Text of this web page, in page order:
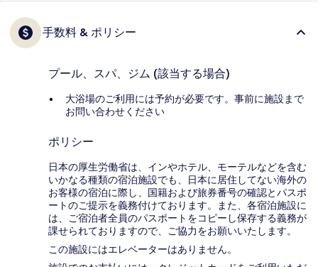
手数料 & ポリシー
プール、スパ、ジム (該当する場合)
大浴場のご利用には予約が必要です。事前に施設まで
お問い合わせください
ポリシー
日本の厚生労働省は、インやホテル、モーテルなどを含む
いかなる種類の宿泊施設でも、日本に​居住してない海外の
お客様の宿泊に際し、国籍および旅券番号の確認とパスポ
ートのご提示を義務付け​ております。また、各宿泊施設に
は、ご宿泊者全員のパスポートをコピーし保存する義務が
課せられておりますの​で、ご協力をお願いいたします。
この施設にはエレベーターはありません。